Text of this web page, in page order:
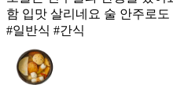
함 입맛 살리네요 술 안주로
#일반식 #간식